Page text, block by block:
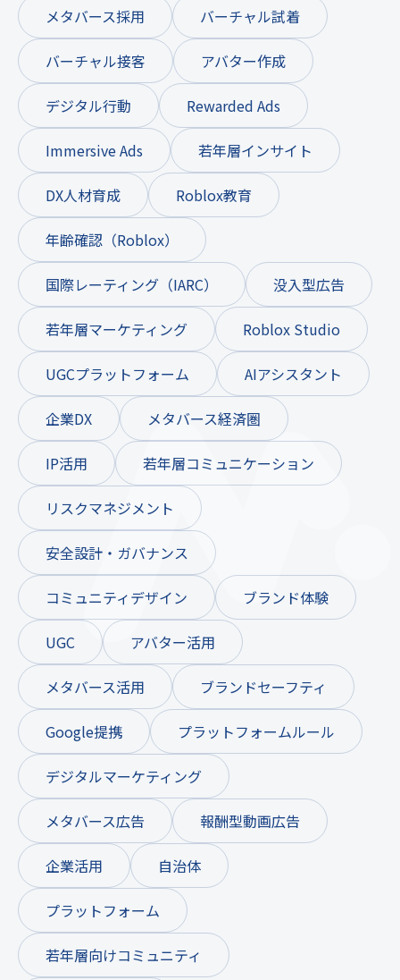
メタバース採用 バーチャル試着
バーチャル接客 アバター作成
デジタル行動 Rewarded Ads
Immersive Ads 若年層インサイト
DX人材育成 Roblox教育
年齢確認（Roblox）
国際レーティング（IARC） 没入型広告
若年層マーケティング Roblox Studio
UGCプラットフォーム AIアシスタント
企業DX メタバース経済圏
IP活用 若年層コミュニケーション
リスクマネジメント
安全設計・ガバナンス
コミュニティデザイン ブランド体験
UGC アバター活用
メタバース活用 ブランドセーフティ
Google提携 プラットフォームルール
デジタルマーケティング
メタバース広告 報酬型動画広告
企業活用 自治体
プラットフォーム
若年層向けコミュニティ